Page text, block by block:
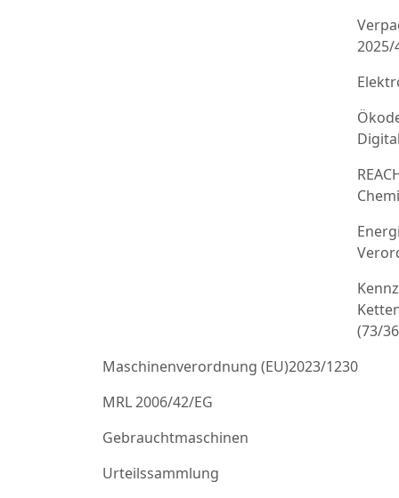
2025/
(73/
Maschinenverordnung (EU)2023/1230
MRL 2006/42/EG
Gebrauchtmaschinen
Urteilssammlung